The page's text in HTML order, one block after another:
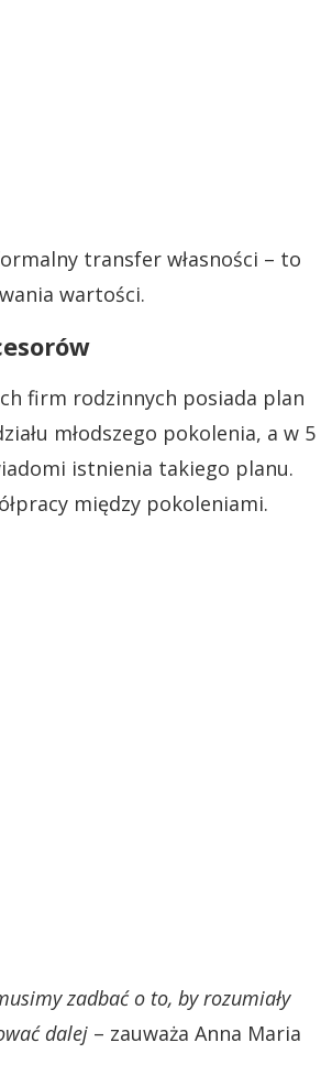
transfer własności – to
wartości.
firm rodzinnych posiada plan
młodszego pokolenia, a w 5
istnienia takiego planu.
między pokoleniami.
zadbać o to, by rozumiały
dalej – zauważa Anna Maria